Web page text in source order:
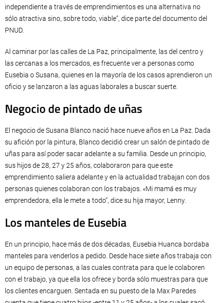
independiente a través de emprendimientos es una alternativa no
sólo atractiva sino, sobre todo, viable”, dice parte del documento del
PNUD.
Al caminar por las calles de La Paz, principalmente, las del centro y
las cercanas a los mercados, es frecuente ver a personas como
Eusebia o Susana, quienes en la mayoría de los casos aprendieron un
oficio y se lanzaron a las aguas laborales a buscar suerte.
Negocio de pintado de uñas
El negocio de Susana Blanco nació hace nueve años en La Paz. Dada
su afición por la pintura, Blanco decidió crear un salón de pintado de
uñas para así poder sacar adelante a su familia. Desde un principio,
sus hijos de 28, 27 y 25 años, colaboraron para que este
emprendimiento saliera adelante y en la actualidad trabajan con dos
personas quienes colaboran con los trabajos. «Mi mamá es muy
emprendedora, ella le mete a todo”, dice su hija mayor, Lenny.
Los manteles de Eusebia
En un principio, hace más de dos décadas, Eusebia Huanca bordaba
manteles para venderlos a pedido. Desde hace siete años trabaja con
un equipo de personas, a las cuales contrata para que le colaboren
con el trabajo, ya que ella los ofrece y borda sólo muestras para que
los clientes encarguen. Sentada en su puesto de la Max Paredes